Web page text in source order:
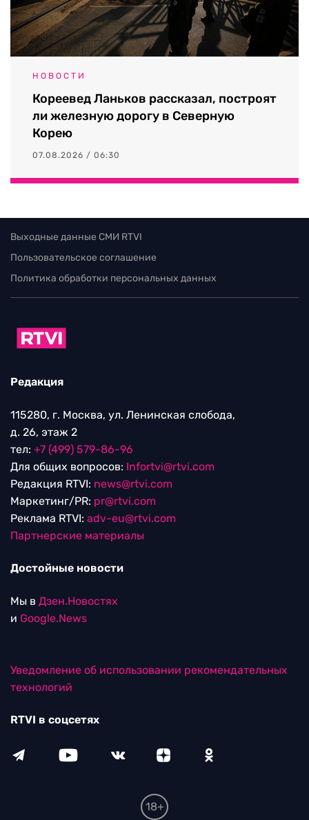
НОВОСТИ
Кореевед Ланьков рассказал, построят
ли железную дорогу в Северную
Корею
07.08.2026 / 06:30
Выходные данные СМИ RTVI
Пользовательское соглашение
Политика обработки персональных данных
Редакция
115280, г. Москва, ул. Ленинская слобода,
д. 26, этаж 2
тел: +7 (499) 579-86-96
Для общих вопросов: Infortvi@rtvi.com
Редакция RTVI: news@rtvi.com
Маркетинг/PR: pr@rtvi.com
Реклама RTVI: adv-eu@rtvi.com
Партнерские материалы
Достойные новости
Мы в Дзен.Новостях
и Google.News
Уведомление об использовании рекомендательных
технологий
RTVI в соцсетях
18+